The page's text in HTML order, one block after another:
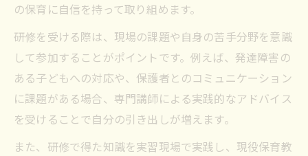
の保育に自信を持って取り組めます。
研修を受ける際は、現場の課題や自身の苦手分野を意識
して参加することがポイントです。例えば、発達障害の
ある子どもへの対応や、保護者とのコミュニケーション
に課題がある場合、専門講師による実践的なアドバイス
を受けることで自分の引き出しが増えます。
また、研修で得た知識を実習現場で実践し、現役保育教